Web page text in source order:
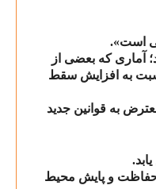
است».
آماری که بعضی از
به افزایش سقط
به قوانین جدید
حفاظت و پایش محیط